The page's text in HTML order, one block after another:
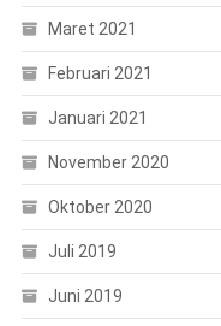
Maret 2021
Februari 2021
Januari 2021
November 2020
Oktober 2020
Juli 2019
Juni 2019